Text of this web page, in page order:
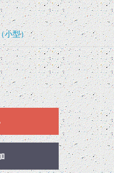
小型）